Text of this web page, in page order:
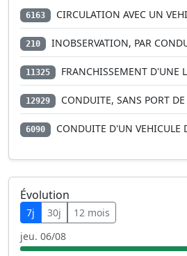
6163 CIRCULATION AVEC UN VEHICULE
210 INOBSERVATION, PAR CONDUCTEUR DE
11325 FRANCHISSEMENT D'UNE LIGNE
12929 CONDUITE, SANS PORT DE LA
6090 CONDUITE D'UN VEHICULE DANS DES
Évolution
7j 30j
12 mois
jeu. 06/08